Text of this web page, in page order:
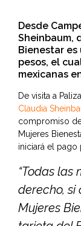
Desde
Sheinbaum,
Bienestar
pesos, el
mexicanas
De visita a
Claudia
compromiso
Mujeres
iniciará el pago
“Todas las
derecho, si
Mujeres